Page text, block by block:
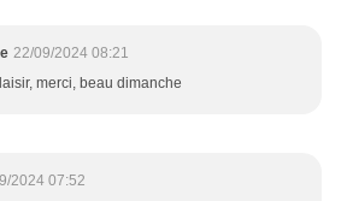
22/09/2024 08:21
merci, beau dimanche
2024 07:52